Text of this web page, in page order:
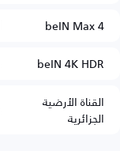
beIN Max 4
beIN 4K HDR
القناة الأرضية
الجزائرية